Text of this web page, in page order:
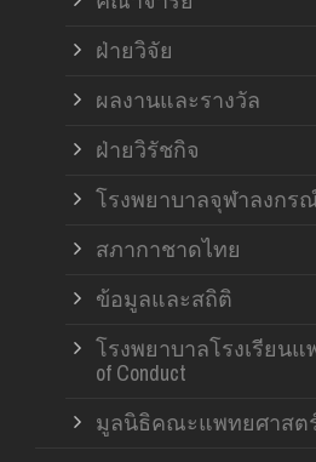
ฝ่ายวิจัย
ผลงานและรางวัล
ฝ่ายวิรัชกิจ
โรงพยาบาลจุฬาลงกร
สภากาชาดไทย
ข้อมูลและสถิติ
โรงพยาบาลโรงเรียน
of Conduct
มูลนิธิคณะแพทยศาสต